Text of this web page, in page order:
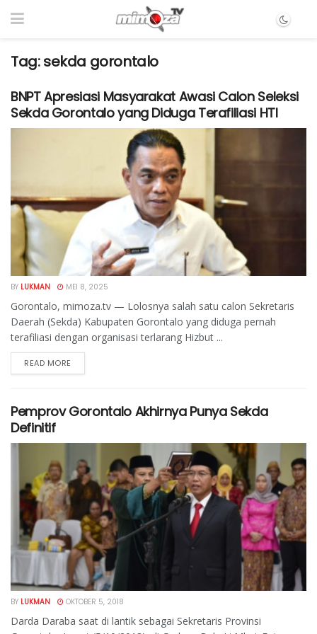
Tag:sekda gorontalo
BNPT Apresiasi Masyarakat Awasi Calon Seleksi
Sekda Gorontalo yang Diduga Terafiliasi HTI
BY LUKMAN MEI 8, 2025
Gorontalo, mimoza.tv — Lolosnya salah satu calon Sekretaris
Daerah (Sekda) Kabupaten Gorontalo yang diduga pernah
terafiliasi dengan organisasi terlarang Hizbut ...
READ MORE
Pemprov Gorontalo Akhirnya Punya Sekda
Definitif
BY LUKMAN OKTOBER 5, 2018
Darda Daraba saat di lantik sebagai Sekretaris Provinsi